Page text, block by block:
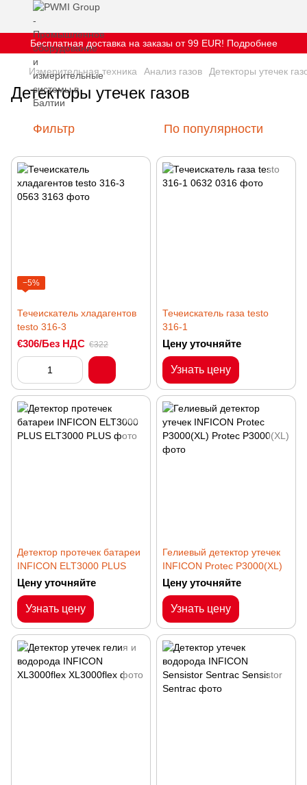
Бесплатная доставка на заказы от 99 EUR! Подробнее
Измерительная техника Анализ газов Детекторы утечек
Детекторы утечек газов
Фильтр По популярности
−5%
Течеискатель хладагентов
testo 316-3
€306/Без НДС €322
Течеискатель газа testo
316-1
Цену уточняйте
Узнать цену
Детектор протечек батареи
INFICON ELT3000 PLUS
Цену уточняйте
Узнать цену
Гелиевый детектор утечек
INFICON Protec P3000(XL)
Цену уточняйте
Узнать цену